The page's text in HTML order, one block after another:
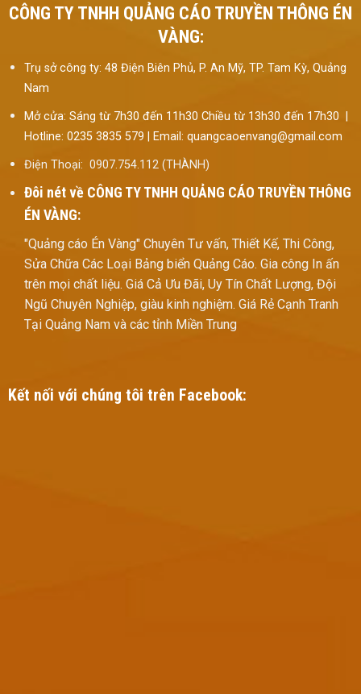
CÔNG TY TNHH QUẢNG CÁO TRUYỀN THÔNG ÉN
VÀNG:
Trụ sở công ty: 48 Điện Biên Phủ, P. An Mỹ, TP. Tam Kỳ, Quảng
Nam
Mở cửa: Sáng từ 7h30 đến 11h30 Chiều từ 13h30 đến 17h30 |
Hotline: 0235 3835 579 | Email: quangcaoenvang@gmail.com
Điện Thoại: 0907.754.112 (THÀNH)
Đôi nét về CÔNG TY TNHH QUẢNG CÁO TRUYỀN THÔNG
ÉN VÀNG:
"Quảng cáo Én Vàng" Chuyên Tư vấn, Thiết Kế, Thi Công,
Sửa Chữa Các Loại Bảng biển Quảng Cáo. Gia công In ấn
trên mọi chất liệu. Giá Cả Ưu Đãi, Uy Tín Chất Lượng, Đội
Ngũ Chuyên Nghiệp, giàu kinh nghiệm. Giá Rẻ Cạnh Tranh
Tại Quảng Nam và các tỉnh Miền Trung
Kết nối với chúng tôi trên Facebook: